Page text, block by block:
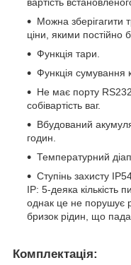
Можна зберігагити
ціни, якими постійно
Функція тари.
Функція сумування
Не має порту
собівартість ваг.
Вбудований
годин.
Температурний
Ступінь захисту
IP: 5-деяка кількість
однак це не порушує
бризок рідин, що
Комплектація: